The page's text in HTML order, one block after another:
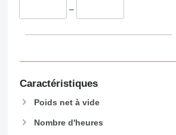
–
Caractéristiques
Poids net à vide
Nombre d'heures